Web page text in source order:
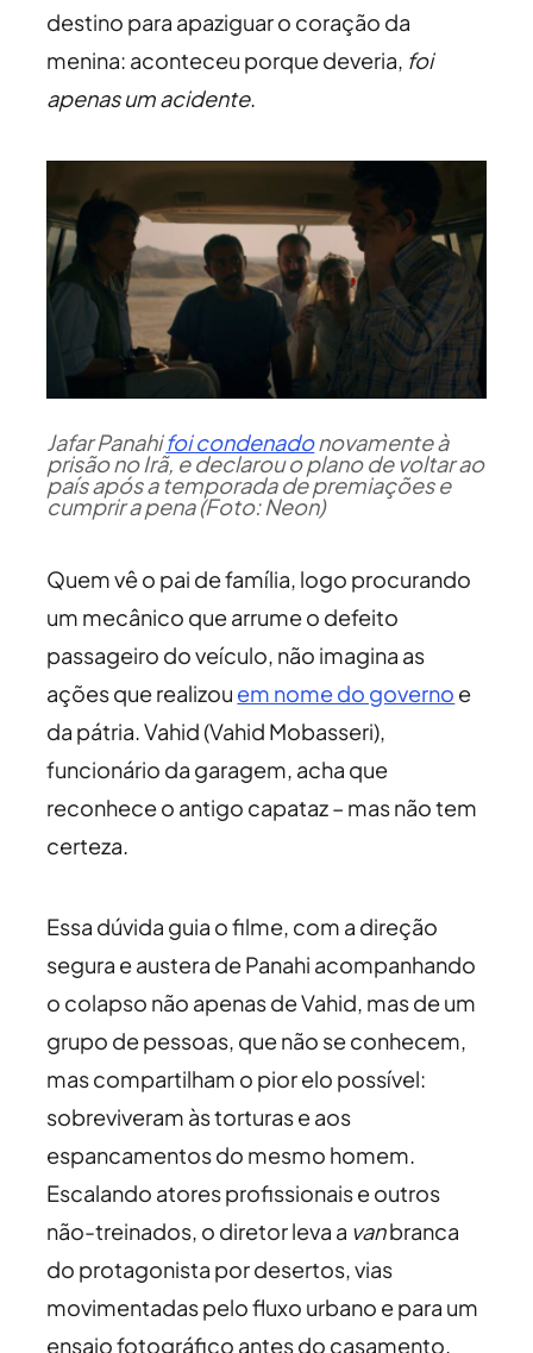
destino para apaziguar o coração da
menina: aconteceu porque deveria, foi
apenas um acidente.
Jafar Panahifoi condenadonovamente à
prisão no Irã, e declarou o plano de voltar ao
país após a temporada de premiações e
cumprir a pena (Foto: Neon)
Quem vê o pai de família, logo procurando
um mecânico que arrume o defeito
passageiro do veículo, não imagina as
ações que realizou em nome do governo e
da pátria. Vahid (Vahid Mobasseri),
funcionário da garagem, acha que
reconhece o antigo capataz – mas não tem
certeza.
Essa dúvida guia o filme, com a direção
segura e austera de Panahi acompanhando
o colapso não apenas de Vahid, mas de um
grupo de pessoas, que não se conhecem,
mas compartilham o pior elo possível:
sobreviveram às torturas e aos
espancamentos do mesmo homem.
Escalando atores profissionais e outros
não-treinados, o diretor leva a vanbranca
do protagonista por desertos, vias
movimentadas pelo fluxo urbano e para um
ensaio fotográfico antes do casamento.